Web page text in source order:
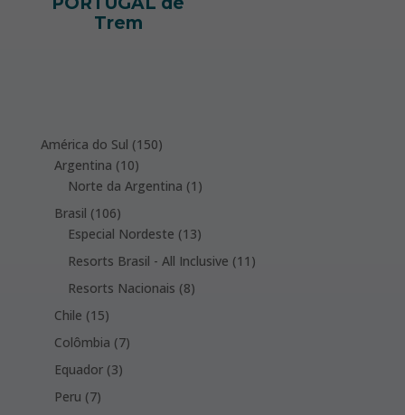
Trem
América do Sul 150150
Argentina 1010
products
Norte da Argentina 1 1
Brasil 106106
products
Especial Nordeste 1313
products
Resorts Brasil - All Inclusive 11 11
Resorts Nacionais 88
Chile 1515
products
Colômbia 77
Equador 33
Peru 77